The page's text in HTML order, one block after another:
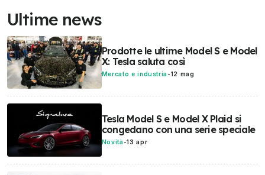
Ultime news
Prodotte le ultime Model S e Model
X: Tesla saluta così
Mercato e industria -12 mag
Tesla Model S e Model X Plaid si
congedano con una serie speciale
Novità -13 apr